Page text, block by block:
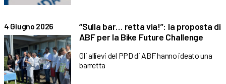
4 Giugno 2026
“Sulla bar… retta via!”: la proposta di
ABF per la Bike Future Challenge
Gli allievi del PPD di ABF hanno ideato una
barretta